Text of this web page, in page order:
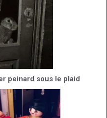
peinard sous le plaid